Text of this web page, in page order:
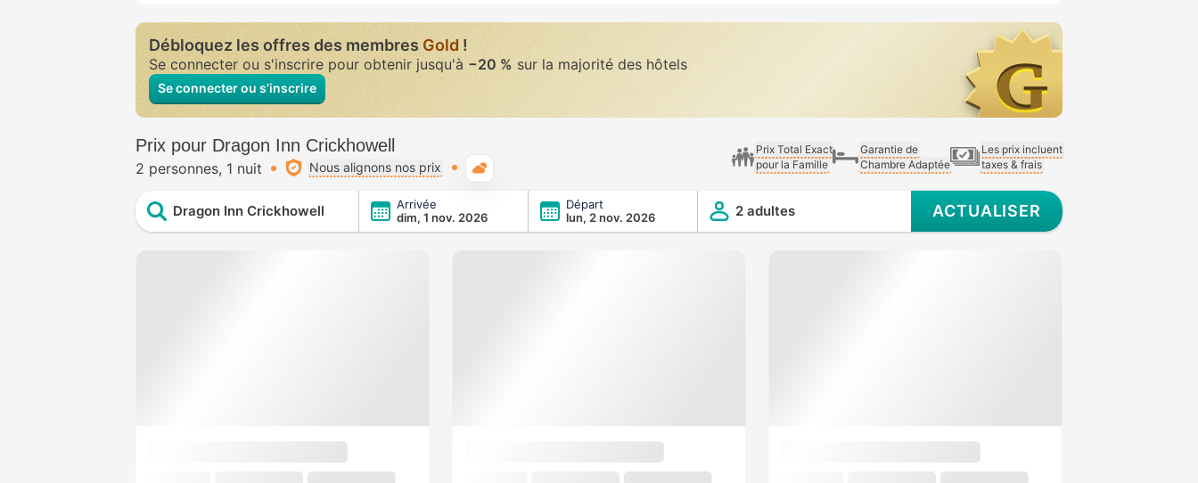
Débloquez les offres des membresGold!
Se connecter ou s'inscrire pour obtenir jusqu'à −20 % sur la majorité des hôtels
Se connecter ou s’inscrire
Prix pour Dragon Inn Crickhowell
2 personnes 1 nuit Nous alignons nos prix
Prix Total Exact
pour la Famille
Garantie de
Chambre Adaptée
Les prix incluent
taxes & frais
Dragon Inn Crickhowell
Arrivée
dim, 1 nov. 2026
Départ
lun, 2 nov. 2026
2 adultes ACTUALISER